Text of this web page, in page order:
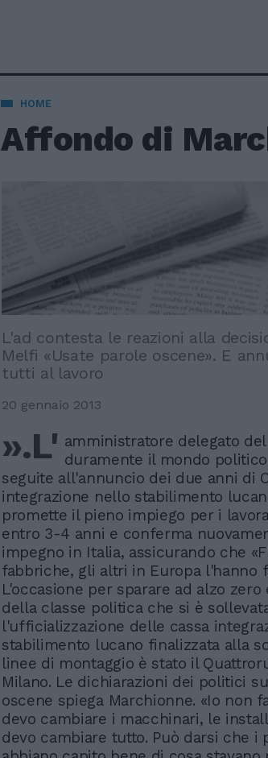
HOME
Affondo di
L'ad contesta le reazioni alla
Melfi «Usate parole oscene». E
tutti al lavoro
20 gennaio 2013
».L' amministratore delegato
duramente il mondo
seguite all'annuncio dei due anni di
integrazione nello stabilimento
promette il pieno impiego per i
entro 3-4 anni e conferma
impegno in Italia, assicurando che
fabbriche, gli altri in Europa l'hanno
L'occasione per sparare ad alzo
della classe politica che si è
l'ufficializzazione delle cassa
stabilimento lucano finalizzata alla
linee di montaggio è stato il
Milano. Le dichiarazioni dei politici
oscene spiega Marchionne. «Io non
devo cambiare i macchinari, le
devo cambiare tutto. Può darsi che i